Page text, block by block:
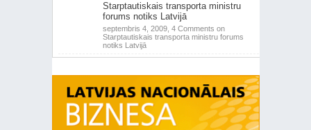
Starptautiskais transporta ministru
forums notiks Latvijā
septembris 4, 2009, 4 Comments on
Starptautiskais transporta ministru forums
notiks Latvijā